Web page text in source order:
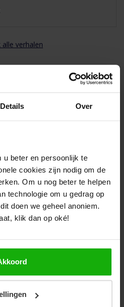
Details Over
u beter en persoonlijk te
cookies zijn nodig om de
Om u nog beter te helpen
technologie om u gedrag op
doen we geheel anoniem.
klik dan op oké!
Staal
Met rubber
alle verhalen
onze specialisten?
en België